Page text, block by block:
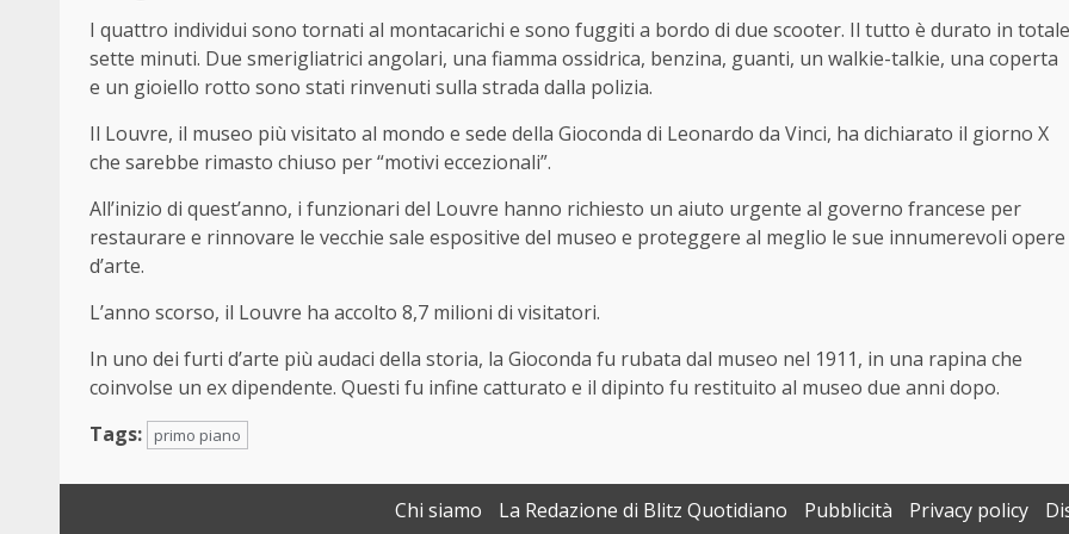
I quattro individui sono tornati al montacarichi e sono fuggiti a bordo di due scooter. Il tutto è durato in totale
sette minuti. Due smerigliatrici angolari, una fiamma ossidrica, benzina, guanti, un walkie-talkie, una coperta
e un gioiello rotto sono stati rinvenuti sulla strada dalla polizia.
Il Louvre, il museo più visitato al mondo e sede della Gioconda di Leonardo da Vinci, ha dichiarato il giorno X
che sarebbe rimasto chiuso per “motivi eccezionali”.
All’inizio di quest’anno, i funzionari del Louvre hanno richiesto un aiuto urgente al governo francese per
restaurare e rinnovare le vecchie sale espositive del museo e proteggere al meglio le sue innumerevoli opere
d’arte.
L’anno scorso, il Louvre ha accolto 8,7 milioni di visitatori.
In uno dei furti d’arte più audaci della storia, la Gioconda fu rubata dal museo nel 1911, in una rapina che
coinvolse un ex dipendente. Questi fu infine catturato e il dipinto fu restituito al museo due anni dopo.
Tags:
primo piano
Chi siamo La Redazione di Blitz Quotidiano Pubblicità Privacy policy